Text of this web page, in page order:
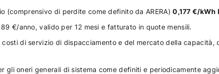
(comprensivo di perdite come definito da ARERA)0,177 €/kWh
€/anno, valido per 12 mesi e fatturato in quote mensili.
di servizio di dispacciamento e del mercato della capacità,
gli oneri generali di sistema come definiti e periodicamente